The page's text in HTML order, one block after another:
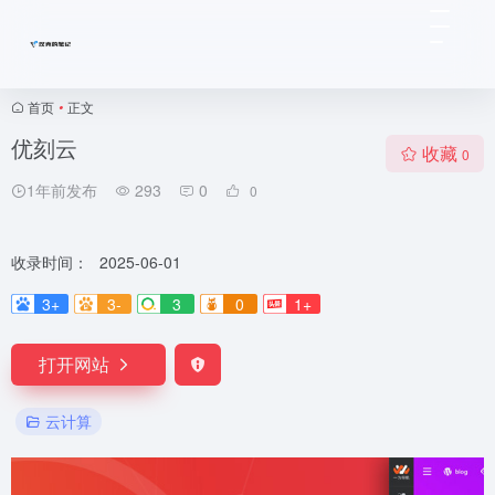
首页 • 正文
优刻云
1年前发布 293 0 0
收藏 0
收录时间：
2025-06-01
3+
3- 3 0 1+
打开网站
云计算